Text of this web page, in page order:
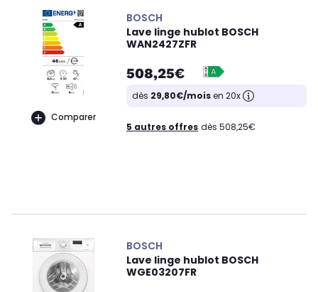
Comparer
BOSCH
Lave linge hublot BOSCH
WAN2427ZFR
508,25€
dès 29,80€/moisen 20x
5 autres offres dès 508,25€
BOSCH
Lave linge hublot BOSCH
WGE03207FR